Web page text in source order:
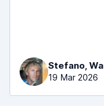
Stefano,
19 Mar 2026